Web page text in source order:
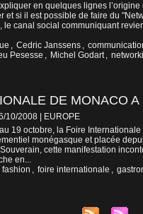
en quelques lignes
et si il est possible de faire du
le canal social communiquant
, Cedric Janssens ,
Pesesse , Michel Godart ,
DE MONACO A
10/2008
EUROPE
19 octobre, la Foire
monégasque et placée
cette manifestation
en...
fashion , foire internationale ,